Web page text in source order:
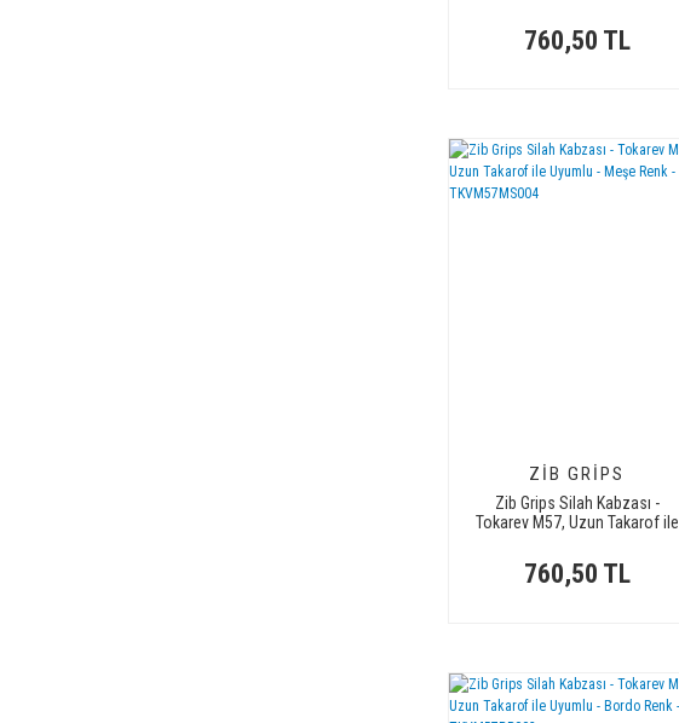
- TKVM57CV006
760,50 TL
ZIB GRIPS
Zib Grips Silah Kabzası -
Tokarev M57, Uzun Takarof ile
TKVM57MS004
760,50 TL